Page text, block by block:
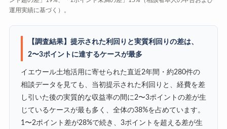
運用実績に基づく）。
【調査結果】提示された利回りと実質利回りの差は、
2〜3ポイントに達するケースが最多
イエウール土地活用に寄せられた直近2年間・約280件の
相談データを見ても、当初提示された利回りと、経費を差
し引いた後の実質的な収益率の間に2〜3ポイントの差が生
じているケースが最も多く、全体の38%を占めています。
1〜2ポイント差が28%で続き、3ポイントを超える差が生